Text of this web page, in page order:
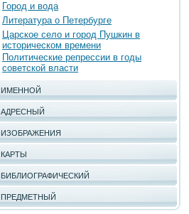
Город и вода
Литература о Петербурге
Царское село и город Пушкин в
историческом времени
Политические репрессии в годы
советской власти
ИМЕННОЙ
АДРЕСНЫЙ
ИЗОБРАЖЕНИЯ
КАРТЫ
БИБЛИОГРАФИЧЕСКИЙ
ПРЕДМЕТНЫЙ